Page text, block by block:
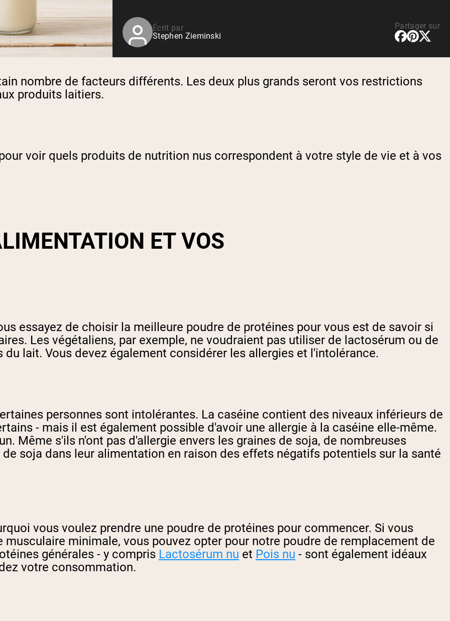
Whey de vache nourrie à
l'herbe
Shop All Protéines En Poudre
Écrit par
Stephen Zieminski
Partager sur
nombre de facteurs différents. Les deux plus grands seront vos restrictions
produits laitiers.
voir quels produits de nutrition nus correspondent à votre style de vie et à vos
ET VOS
essayez de choisir la meilleure poudre de protéines pour vous est de savoir si
Les végétaliens, par exemple, ne voudraient pas utiliser de lactosérum ou de
lait. Vous devez également considérer les allergies et l'intolérance.
personnes sont intolérantes. La caséine contient des niveaux inférieurs de
- mais il est également possible d'avoir une allergie à la caséine elle-même.
Même s'ils n'ont pas d'allergie envers les graines de soja, de nombreuses
soja dans leur alimentation en raison des effets négatifs potentiels sur la santé
vous voulez prendre une poudre de protéines pour commencer. Si vous
minimale, vous pouvez opter pour notre poudre de remplacement de
générales - y compris Lactosérum nu et Pois nu - sont également idéaux
votre consommation.